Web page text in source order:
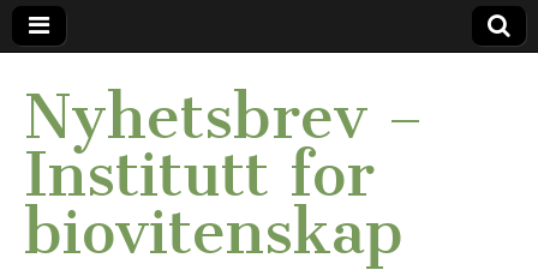
Nyhetsbrev –
Institutt for
biovitenskap